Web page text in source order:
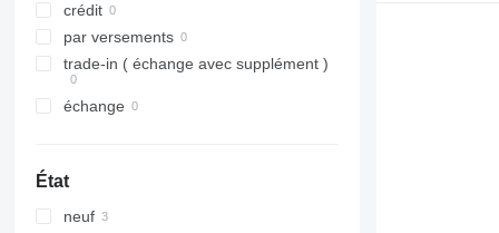
crédit
par versements
trade-in ( échange avec supplément )
échange
État
neuf